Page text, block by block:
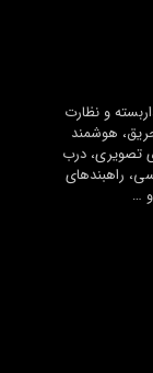
و نظارت
هوشمند
تصویری، درب
راهبندهای
…